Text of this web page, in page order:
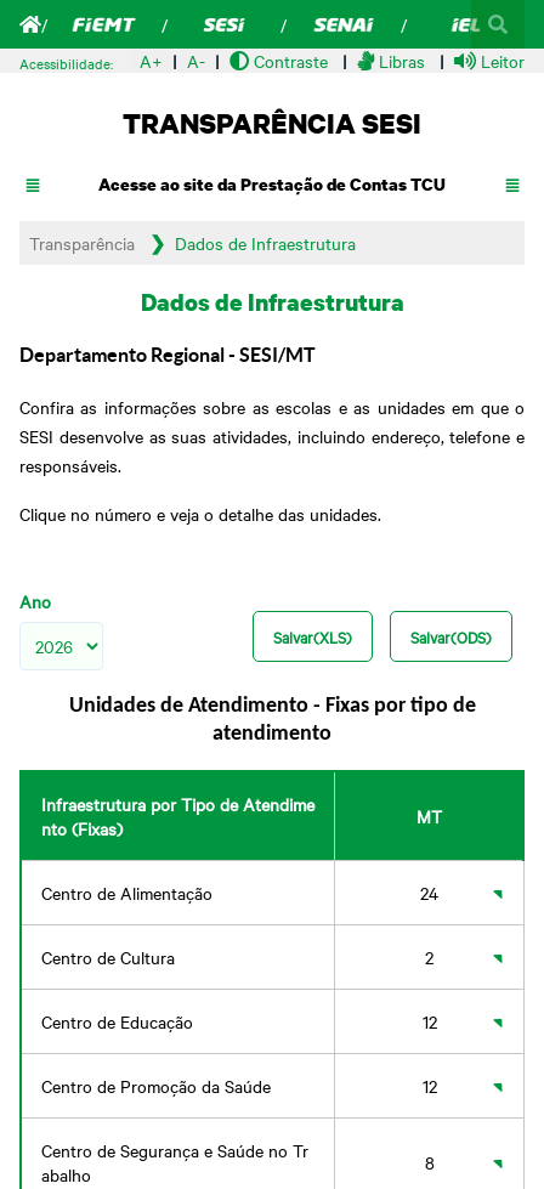
Acessibilidade: A+ A- Contraste Libras Leitor
TRANSPARÊNCIA SESI
Acesse ao site da Prestação de Contas TCU
Transparência Dados de Infraestrutura
Dados de Infraestrutura
Departamento Regional - SESI/MT
Confira as informações sobre as escolas e as unidades em que o
SESI desenvolve as suas atividades, incluindo endereço, telefone e
responsáveis.
Clique no número e veja o detalhe das unidades.
Ano
Salvar(XLS) Salvar(ODS)
Unidades de Atendimento - Fixas por tipo de
atendimento
Infraestrutura por Tipo de Atendime
nto (Fixas)
MT
Centro de Alimentação 24
Centro de Cultura 2
Centro de Educação 12
Centro de Promoção da Saúde 12
Centro de Segurança e Saúde no Tr
abalho
8